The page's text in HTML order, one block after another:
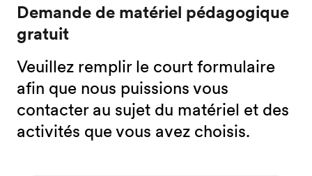
Nos offres
Bureaux
Trouver un bureau
A propos de nous
Qui sommes-nous ?
Demande de matériel pédagogique
gratuit
Veuillez remplir le court formulaire
afin que nous puissions vous
contacter au sujet du matériel et des
activités que vous avez choisis.